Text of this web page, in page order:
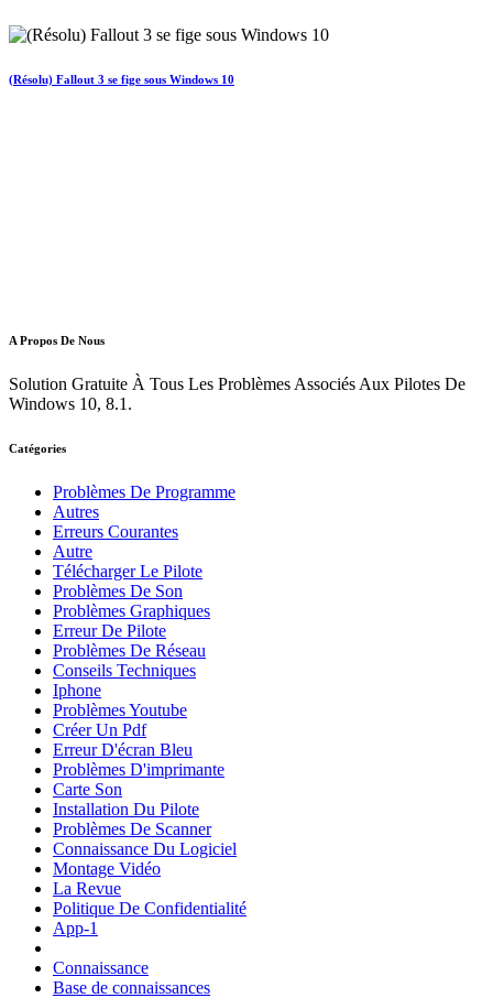
(Résolu) Fallout 3 se fige sous Windows 10
A Propos De Nous
Solution Gratuite À Tous Les Problèmes Associés Aux Pilotes De
Windows 10, 8.1.
Catégories
Problèmes De Programme
Autres
Erreurs Courantes
Autre
Télécharger Le Pilote
Problèmes De Son
Problèmes Graphiques
Erreur De Pilote
Problèmes De Réseau
Conseils Techniques
Iphone
Problèmes Youtube
Créer Un Pdf
Erreur D'écran Bleu
Problèmes D'imprimante
Carte Son
Installation Du Pilote
Problèmes De Scanner
Connaissance Du Logiciel
Montage Vidéo
La Revue
Politique De Confidentialité
App-1
Connaissance
Base de connaissances